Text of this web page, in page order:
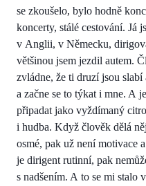
se zkoušelo, bylo hodně
koncerty, stálé cestování. Já
v Anglii, v Německu,
většinou jsem jezdil autem.
zvládne, že ti druzí jsou
a začne se to týkat i mne. A
připadat jako vyždímaný
i hudba. Když člověk dělá
osmé, pak už není motivace
je dirigent rutinní, pak
s nadšením. A to se mi stalo